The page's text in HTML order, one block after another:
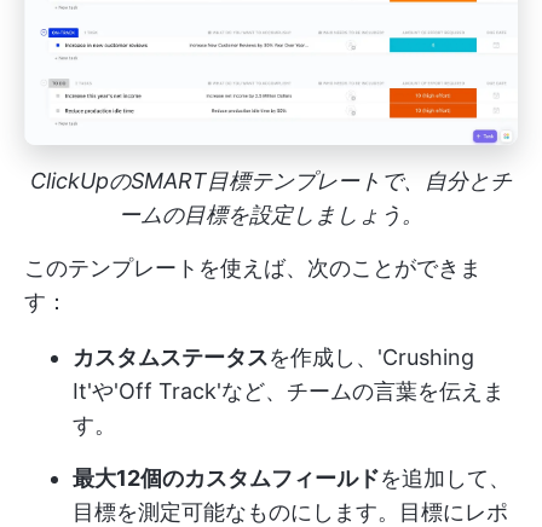
ClickUpのSMART目標テンプレートで、自分とチ
ームの目標を設定しましょう。
このテンプレートを使えば、次のことができま
す：
カスタムステータスを作成し、'Crushing
It'や'Off Track'など、チームの言葉を伝えま
す。
最大12個のカスタムフィールドを追加して、
目標を測定可能なものにします。目標にレポ